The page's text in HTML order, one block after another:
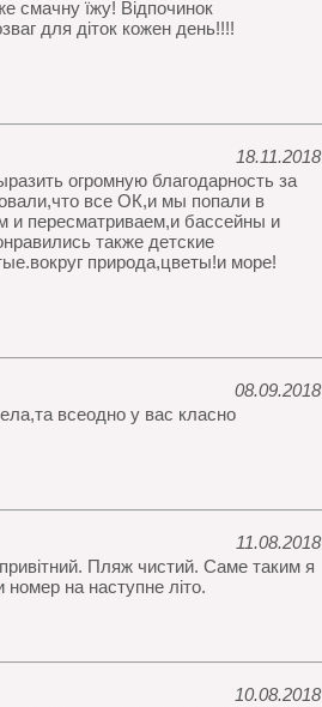
смачну їжу! Відпочинок
для діток кожен день!!!!
18.11.2018
огромную благодарность за
все ОК,и мы попали в
и пересматриваем,и бассейны и
также детские
природа,цветы!и море!
08.09.2018
всеодно у вас класно
11.08.2018
Пляж чистий. Саме таким я
на наступне літо.
10.08.2018